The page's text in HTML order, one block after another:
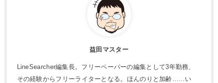
益田マスター
LineSearcher編集長。フリーペーパーの編集として3年勤務、
その経験からフリーライターとなる。ほんのりと加齢……い